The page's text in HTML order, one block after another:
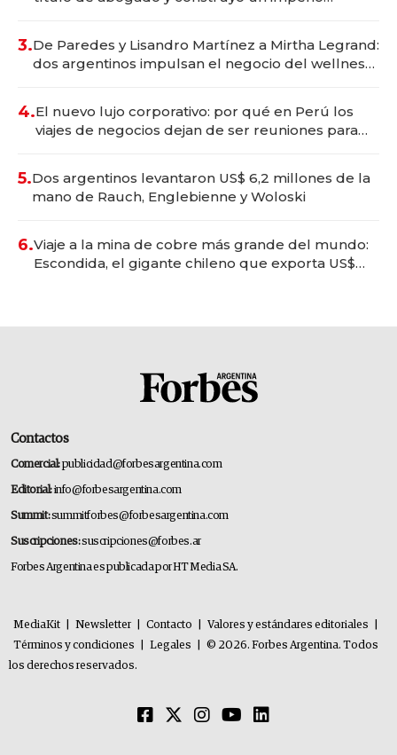
3.De Paredes y Lisandro Martínez a Mirtha Legrand:
dos argentinos impulsan el negocio del wellness
4.El nuevo lujo corporativo: por qué en Perú los
viajes de negocios dejan de ser reuniones para
5.Dos argentinos levantaron US$ 6,2 millones de la
mano de Rauch, Englebienne y Woloski
6.Viaje a la mina de cobre más grande del mundo:
Escondida, el gigante chileno que exporta US$
Contactos
Comercial:publicidad@forbesargentina.com
Editorial:info@forbesargentina.com
Summit:summitforbes@forbesargentina.com
Suscripciones:suscripciones@forbes.ar
Forbes Argentina es publicada por HT Media SA.
MediaKit Newsletter Contacto Valores y estándares editoriales
Términos y condiciones
Legales
© 2026. Forbes Argentina. Todos
los derechos reservados.